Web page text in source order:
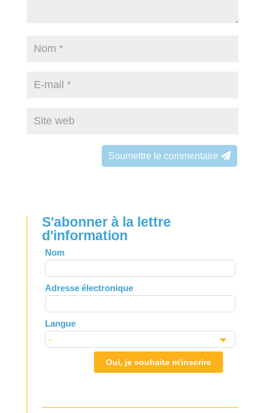
Soumettre le commentaire
S'abonner à la lettre
d'information
Leave
this
field
blank
Nom
Adresse électronique
Langue
Oui, je souhaite m'inscrire